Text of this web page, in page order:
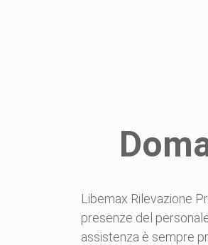
Libemax Rilevazione
presenze del
assistenza è sempre